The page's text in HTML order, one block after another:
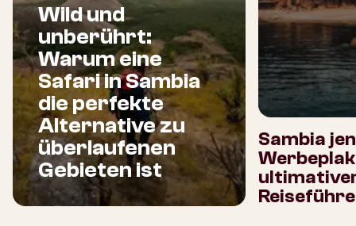
Wild und
unberührt:
Warum eine
Safari in Sambia
die perfekte
Alternative zu
überlaufenen
Gebieten ist
Sambia